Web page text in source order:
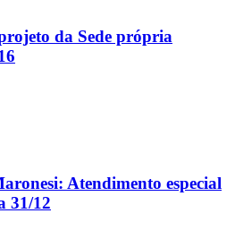
da Sede própria
Atendimento especial
31/12